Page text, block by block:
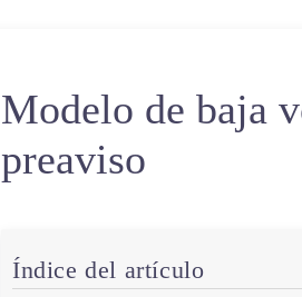
Modelo de baja
preaviso
Índice del artículo